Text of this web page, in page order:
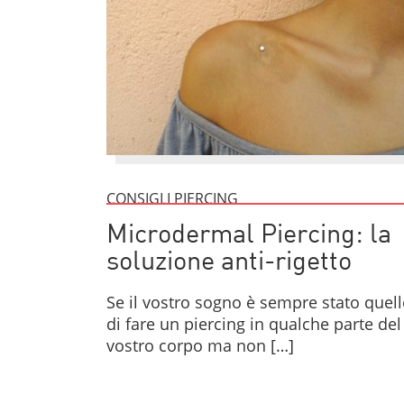
CONSIGLI PIERCING
Microdermal Piercing: la
soluzione anti-rigetto
Se il vostro sogno è sempre stato
di fare un piercing in qualche parte del
vostro corpo ma non […]